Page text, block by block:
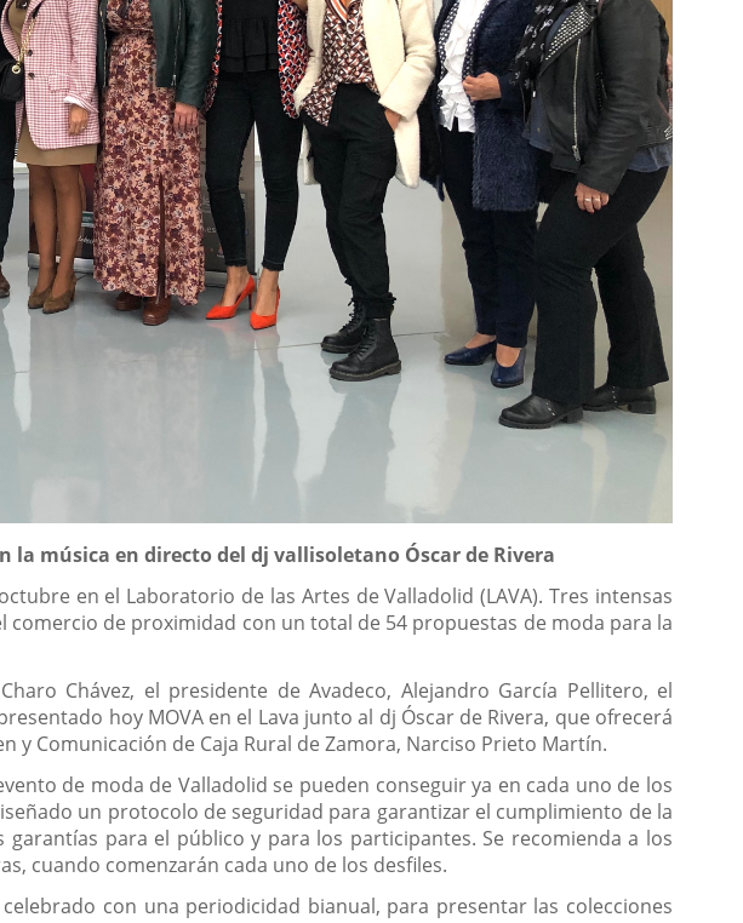
la música en directo del dj vallisoletano Óscar de Rivera
en el Laboratorio de las Artes de Valladolid (LAVA). Tres intensas
de proximidad con un total de 54 propuestas de moda para la
Chávez, el presidente de Avadeco, Alejandro García Pellitero, el
hoy MOVA en el Lava junto al dj Óscar de Rivera, que ofrecerá
y Comunicación de Caja Rural de Zamora, Narciso Prieto Martín.
de moda de Valladolid se pueden conseguir ya en cada uno de los
un protocolo de seguridad para garantizar el cumplimiento de la
para el público y para los participantes. Se recomienda a los
cuando comenzarán cada uno de los desfiles.
con una periodicidad bianual, para presentar las colecciones